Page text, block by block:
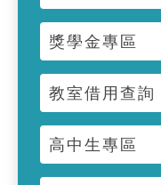
獎學金專區
教室借用查詢
高中生專區